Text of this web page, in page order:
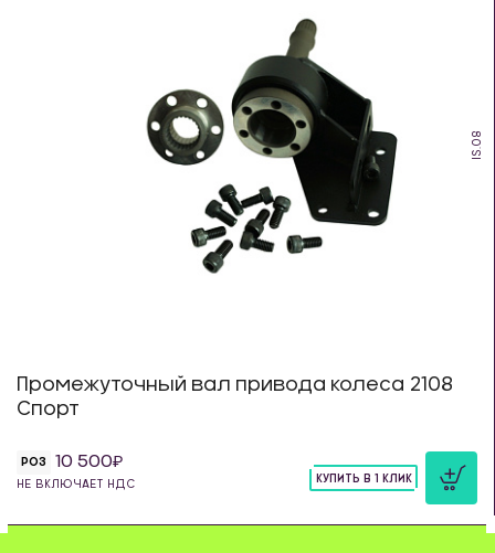
IS.08
Промежуточный вал привода колеса 2108
Спорт
РОЗ 10 500
НЕ ВКЛЮЧАЕТ НДС
КУПИТЬ В 1 КЛИК